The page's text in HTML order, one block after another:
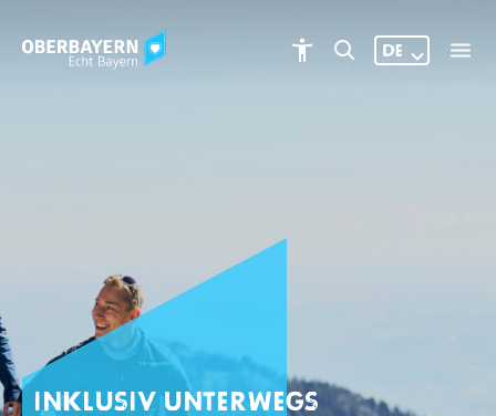
DE
INKLUSIV UNTERWEGS